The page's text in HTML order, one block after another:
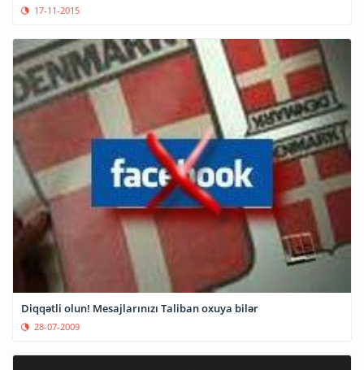
17-11-2015
Diqqətli olun! Mesajlarınızı Taliban oxuya bilər
28-07-2009